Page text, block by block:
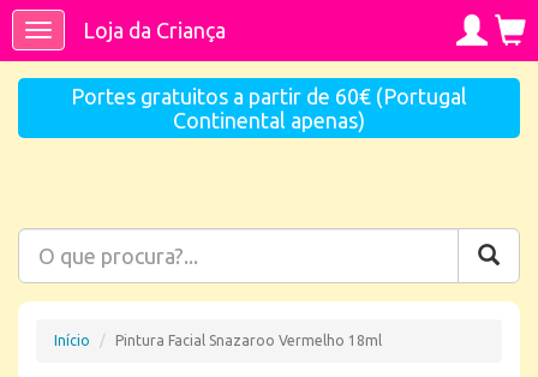
ToggleLoja da Criança
Portes gratuitos a partir de 60€ (Portugal
Continental apenas)
Início Pintura Facial Snazaroo Vermelho 18ml